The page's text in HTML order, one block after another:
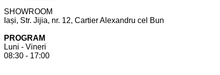
cont
la
SHOWROOM
Iași, Str. Jijia, nr. 12, Cartier Alexandru cel Bun
PROGRAM
Luni - Vineri
08:30 - 17:00